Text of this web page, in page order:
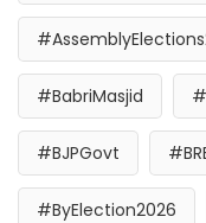
#BabriMasjid
#BJPGovt
#ByElection2026